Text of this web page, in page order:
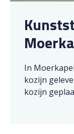
In
kozijn
kozijn